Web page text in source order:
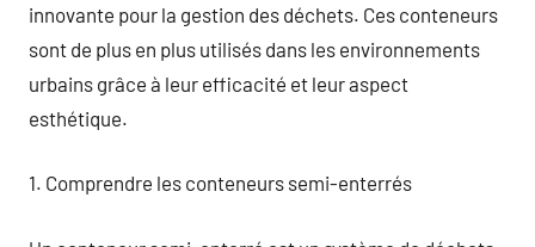
innovante pour la gestion des déchets. Ces conteneurs
sont de plus en plus utilisés dans les environnements
urbains grâce à leur efficacité et leur aspect
esthétique.
1. Comprendre les conteneurs semi-enterrés